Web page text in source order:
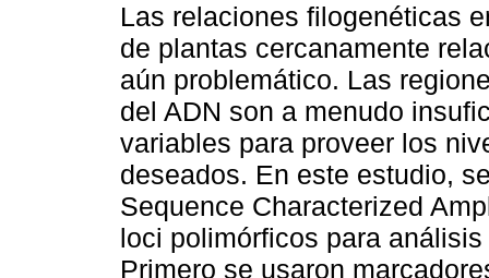
Las relaciones filogenéticas
de plantas cercanamente
aún problemático. Las
del ADN son a menudo
variables para proveer los
deseados. En este estudio,
Sequence Characterized
loci polimórficos para
Primero se usaron